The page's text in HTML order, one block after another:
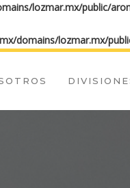
lozmar.mx/public/
domains/lozmar.mx/